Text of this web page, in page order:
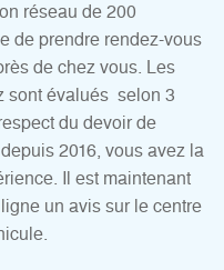
réseau de 200
de prendre rendez-vous
de chez vous. Les
sont évalués selon 3
du devoir de
2016, vous avez la
Il est maintenant
un avis sur le centre